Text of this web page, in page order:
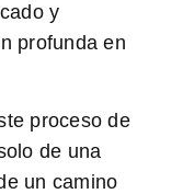
y
profunda en
proceso de
de una
un camino